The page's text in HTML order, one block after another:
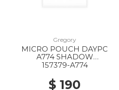
Gregory
MICRO POUCH DAYPC
A774 SHADOW
TAPESTRY
157379-A774
$ 190